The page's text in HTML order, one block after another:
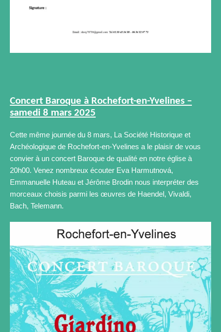
Concert Baroque à Rochefort-en-Yvelines –
samedi 8 mars 2025
Cette même journée du 8 mars, La Société Historique et
Archéologique de Rochefort-en-Yvelines a le plaisir de vous
convier à un concert Baroque de qualité en notre église à
20h00. Venez nombreux écouter Eva Harmutnová,
Emmanuelle Huteau et Jérôme Brodin nous interpréter des
morceaux choisis parmi les œuvres de Haendel, Vivaldi,
Bach, Telemann.